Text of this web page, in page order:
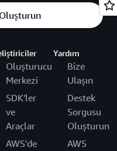
Oluşturucu
Merkezi
SDK'ler
ve
Araçlar
AWS'de
Yardım
Bize
Ulaşın
Destek
Sorgusu
Oluşturun
AWS